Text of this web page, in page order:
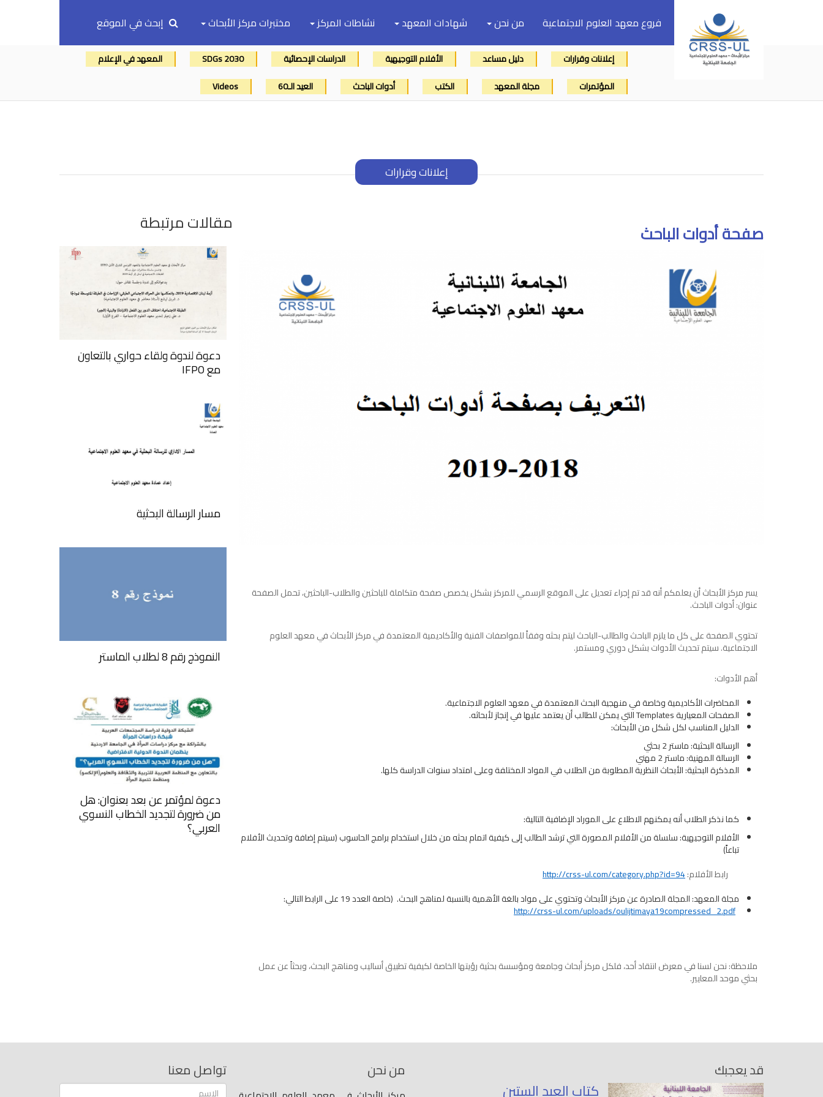
فروع معهد العلوم الاجتماعية من نحن شهادات المعهد نشاطات المركز مختبرات مركز الأبحاث إبحث في الموقع
إعلانات وقرارات دليل مساعد الأفلام التوجيهية الدراسات الإحصائية SDGs 2030
المعهد في الإعلام
المؤتمرات
مجلة المعهد الكتب أدوات الباحث العيد الـ60 Videos
إعلانات وقرارات
صفحة أدوات الباحث
يسر مركز الأبحاث أن يعلمكم أنه قد تم إجراء تعديل على الموقع الرسمي للمركز بشكل يخصص صفحة متكاملة للباحثين والطلاب-الباحثين، تحمل الصفحة
عنوان: أدوات الباحث.
تحتوي الصفحة على كل ما يلزم الباحث والطالب-الباحث ليتم بحثه وفقاً للمواصفات الفنية والأكاديمية المعتمدة في مركز الأبحاث في معهد العلوم
الاجتماعية. سيتم تحديث الأدوات بشكل دوري ومستمر.
أهم الأدوات:
المحاضرات الأكاديمية وخاصة في منهجية البحث المعتمدة في معهد العلوم الاجتماعية.
الصفحات المعيارية Templates التي يمكن للطالب أن يعتمد عليها في إنجاز لأبحاثه.
الدليل المناسب لكل شكل من الأبحاث:
الرسالة البحثية: ماستر 2 بحثي
الرسالة المهنية: ماستر 2 مهني
المذكرة البحثية: الأبحاث النظرية المطلوبة من الطلاب في المواد المختلفة وعلى امتداد سنوات الدراسة كلها.
كما نذكر الطلاب أنه يمكنهم الاطلاع على الموراد الإضافية التالية:
الأفلام التوجيهية: سلسلة من الأفلام المصورة التي ترشد الطالب إلى كيفية اتمام بحثه من خلال استخدام برامج الحاسوب (سيتم إضافة وتحديث الأفلام
تباعاً)
رابط الأفلام:http://crss-ul.com/category.php?id=94
مجلة المعهد: المجلة الصادرة عن مركز الأبحاث وتحتوي على مواد بالغة الأهمية بالنسبة لمناهج البحث. (خاصة العدد 19 على الرابط التالي:
http://crss-ul.com/uploads/oulijtimaya19compressed_2.pdf
ملاحظة: نحن لسنا في معرض انتقاد أحد، فلكل مركز أبحاث وجامعة ومؤسسة بحثية رؤيتها الخاصة لكيفية تطبيق أساليب ومناهج البحث، وبحثاً عن عمل
بحثي موحد المعايير.
مقالات مرتبطة
دعوة لندوة ولقاء حواري بالتعاون
مع IFPO
مسار الرسالة البحثية
النموذج رقم 8 لطلاب الماستر
دعوة لمؤتمر عن بعد بعنوان: هل
من ضرورة لتجديد الخطاب النسوي
العربي؟
قد يعجبك
كتاب العيد الستين
من نحن تواصل معنا